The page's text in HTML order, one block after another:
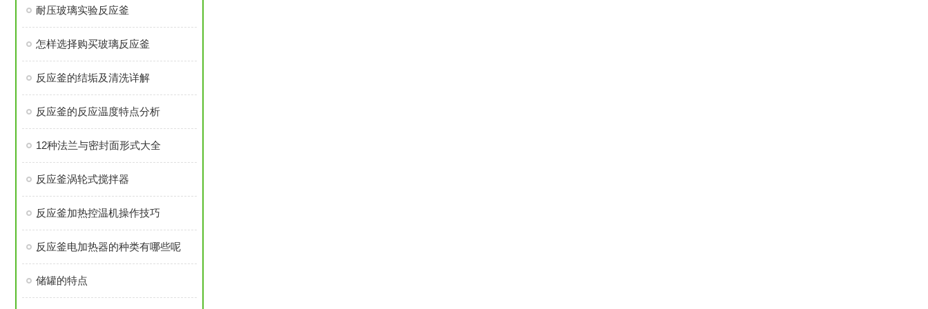
耐压玻璃实验反应釜
怎样选择购买玻璃反应釜
反应釜的结垢及清洗详解
反应釜的反应温度特点分析
12种法兰与密封面形式大全
反应釜涡轮式搅拌器
反应釜加热控温机操作技巧
反应釜电加热器的种类有哪些呢
储罐的特点